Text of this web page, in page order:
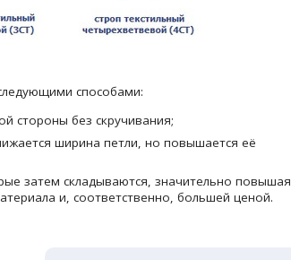
способами:
стороны без скручивания;
ширина петли, но повышается её
затем складываются, значительно повышая
и, соответственно, большей ценой.